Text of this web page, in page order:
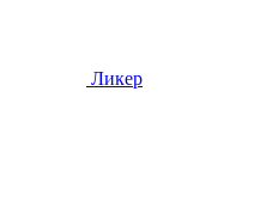
Ликер